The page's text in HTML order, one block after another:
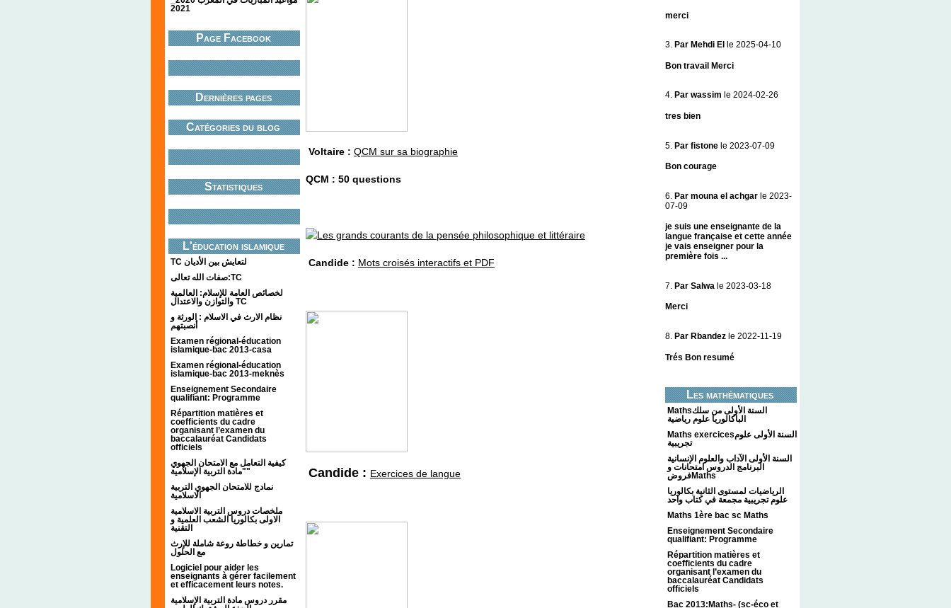
2021
Page Facebook
Dernières pages
Catégories du blog
Statistiques
L'éducation islamique
TC لتعايش بين الأديان
صفات الله تعالى:TC
لخصائص العامة للإسلام: العالمية
والتوازن والاعتدال TC
نظام الارث في الاسلام : الورثة و
أنصبتهم
Examen régional-éducation
islamique-bac 2013-casa
Examen régional-éducation
islamique-bac 2013-meknès
Enseignement Secondaire
qualifiant: Programme
Répartition matières et
coefficients du cadre
organisant l’examen du
baccalauréat Candidats
officiels
كيفية التعامل مع الامتحان الجهوي
"مادة التربية الإسلامية"
نمادج للامتحان الجهوي التربية
الاسلامية
ملخصات دروس التربية الاسلامية
الاولى بكالوريا الشعب العلمية و
التقنية
تمارين و خطاطة روعة شاملة للإرث
مع الحلول
Logiciel pour aider les
enseignants à gérer facilement
et efficacement leurs notes.
مقرر دروس مادة التربية الإسلامية
merci
3. Par Mehdi El le 2025-04-10
Bon travail Merci
4. Par wassim le 2024-02-26
tres bien
5. Par fistone le 2023-07-09
Bon courage
6. Par mouna el achgar le 2023-
07-09
je suis une enseignante de la
langue française et cette année
je vais enseigner pour la
première fois ...
7. Par Salwa le 2023-03-18
Merci
8. Par Rbandez le 2022-11-19
Trés Bon resumé
Les mathématiques
Mathsالسنة الأولى من سلك
الباكالوريا علوم رياضية
Maths exercicesالسنة الأولى علوم
تجريبية
السنة الأولى الآداب والعلوم الإنسانية
البرنامج الدروس امتحانات و
فروضMaths
الرياضيات لمستوى الثانية بكالوريا
علوم تجريبية مجمعة في كتاب واحد
Maths 1ère bac sc Maths
Enseignement Secondaire
qualifiant: Programme
Répartition matières et
coefficients du cadre
organisant l’examen du
baccalauréat Candidats
officiels
Bac 2013:Maths- (sc-éco et
Voltaire : QCM sur sa biographie
QCM : 50 questions
Candide : Mots croisés interactifs et PDF
Candide : Exercices de langue